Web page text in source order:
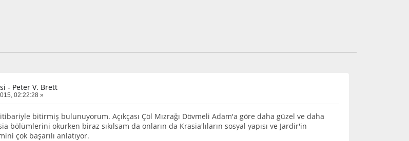
- Peter V. Brett
02:22:28 »
itibariyle bitirmiş bulunuyorum. Açıkçası Çöl Mızrağı Dövmeli Adam'a göre daha güzel ve daha
bölümlerini okurken biraz sıkılsam da onların da Krasia'lıların sosyal yapısı ve Jardir'in
çok başarılı anlatıyor.